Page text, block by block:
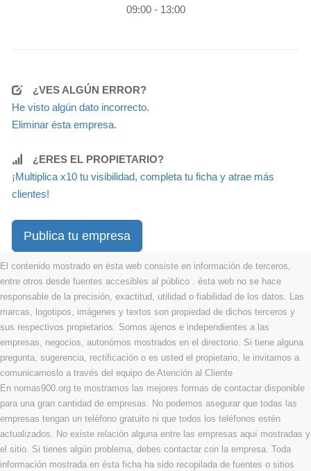
09:00 - 13:00
¿VES ALGÚN ERROR?
He visto algún dato incorrecto.
Eliminar ésta empresa.
¿ERES EL PROPIETARIO?
¡Multiplica x10 tu visibilidad, completa tu ficha y atrae más
clientes!
Publica tu empresa
El contenido mostrado en ésta web consiste en información de terceros,
entre otros desde fuentes accesibles al público . ésta web no se hace
responsable de la precisión, exactitud, utilidad o fiabilidad de los datos. Las
marcas, logotipos, imágenes y textos son propiedad de dichos terceros y
sus respectivos propietarios. Somos ajenos e independientes a las
empresas, negocios, autonómos mostrados en el directorio. Si tiene alguna
pregunta, sugerencia, rectificación o es usted el propietario, le invitamos a
comunicarnoslo a través del equipo de Atención al Cliente
En nomas900.org te mostramos las mejores formas de contactar disponible
para una gran cantidad de empresas. No podemos asegurar que todas las
empresas tengan un teléfono gratuito ni que todos los teléfonos estén
actualizados. No existe relación alguna entre las empresas aquí mostradas y
el sitio. Si tienes algún problema, debes contactar con la empresa. Toda
información mostrada en ésta ficha ha sido recopilada de fuentes o sitios